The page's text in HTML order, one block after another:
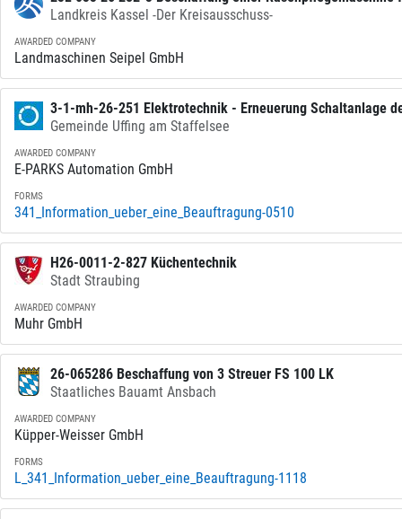
gemäß UVgO
Landkreis Kassel -Der Kreisausschuss-
AWARDED COMPANY
Landmaschinen Seipel GmbH
3-1-mh-26-251 Elektrotechnik - Erneuerung Schaltanlage
Gemeinde Uffing am Staffelsee
AWARDED COMPANY
E-PARKS Automation GmbH
FORMS
341_Information_ueber_eine_Beauftragung-0510
H26-0011-2-827 Küchentechnik
Stadt Straubing
AWARDED COMPANY
Muhr GmbH
26-065286 Beschaffung von 3 Streuer FS 100 LK
Staatliches Bauamt Ansbach
AWARDED COMPANY
Küpper-Weisser GmbH
FORMS
L_341_Information_ueber_eine_Beauftragung-1118